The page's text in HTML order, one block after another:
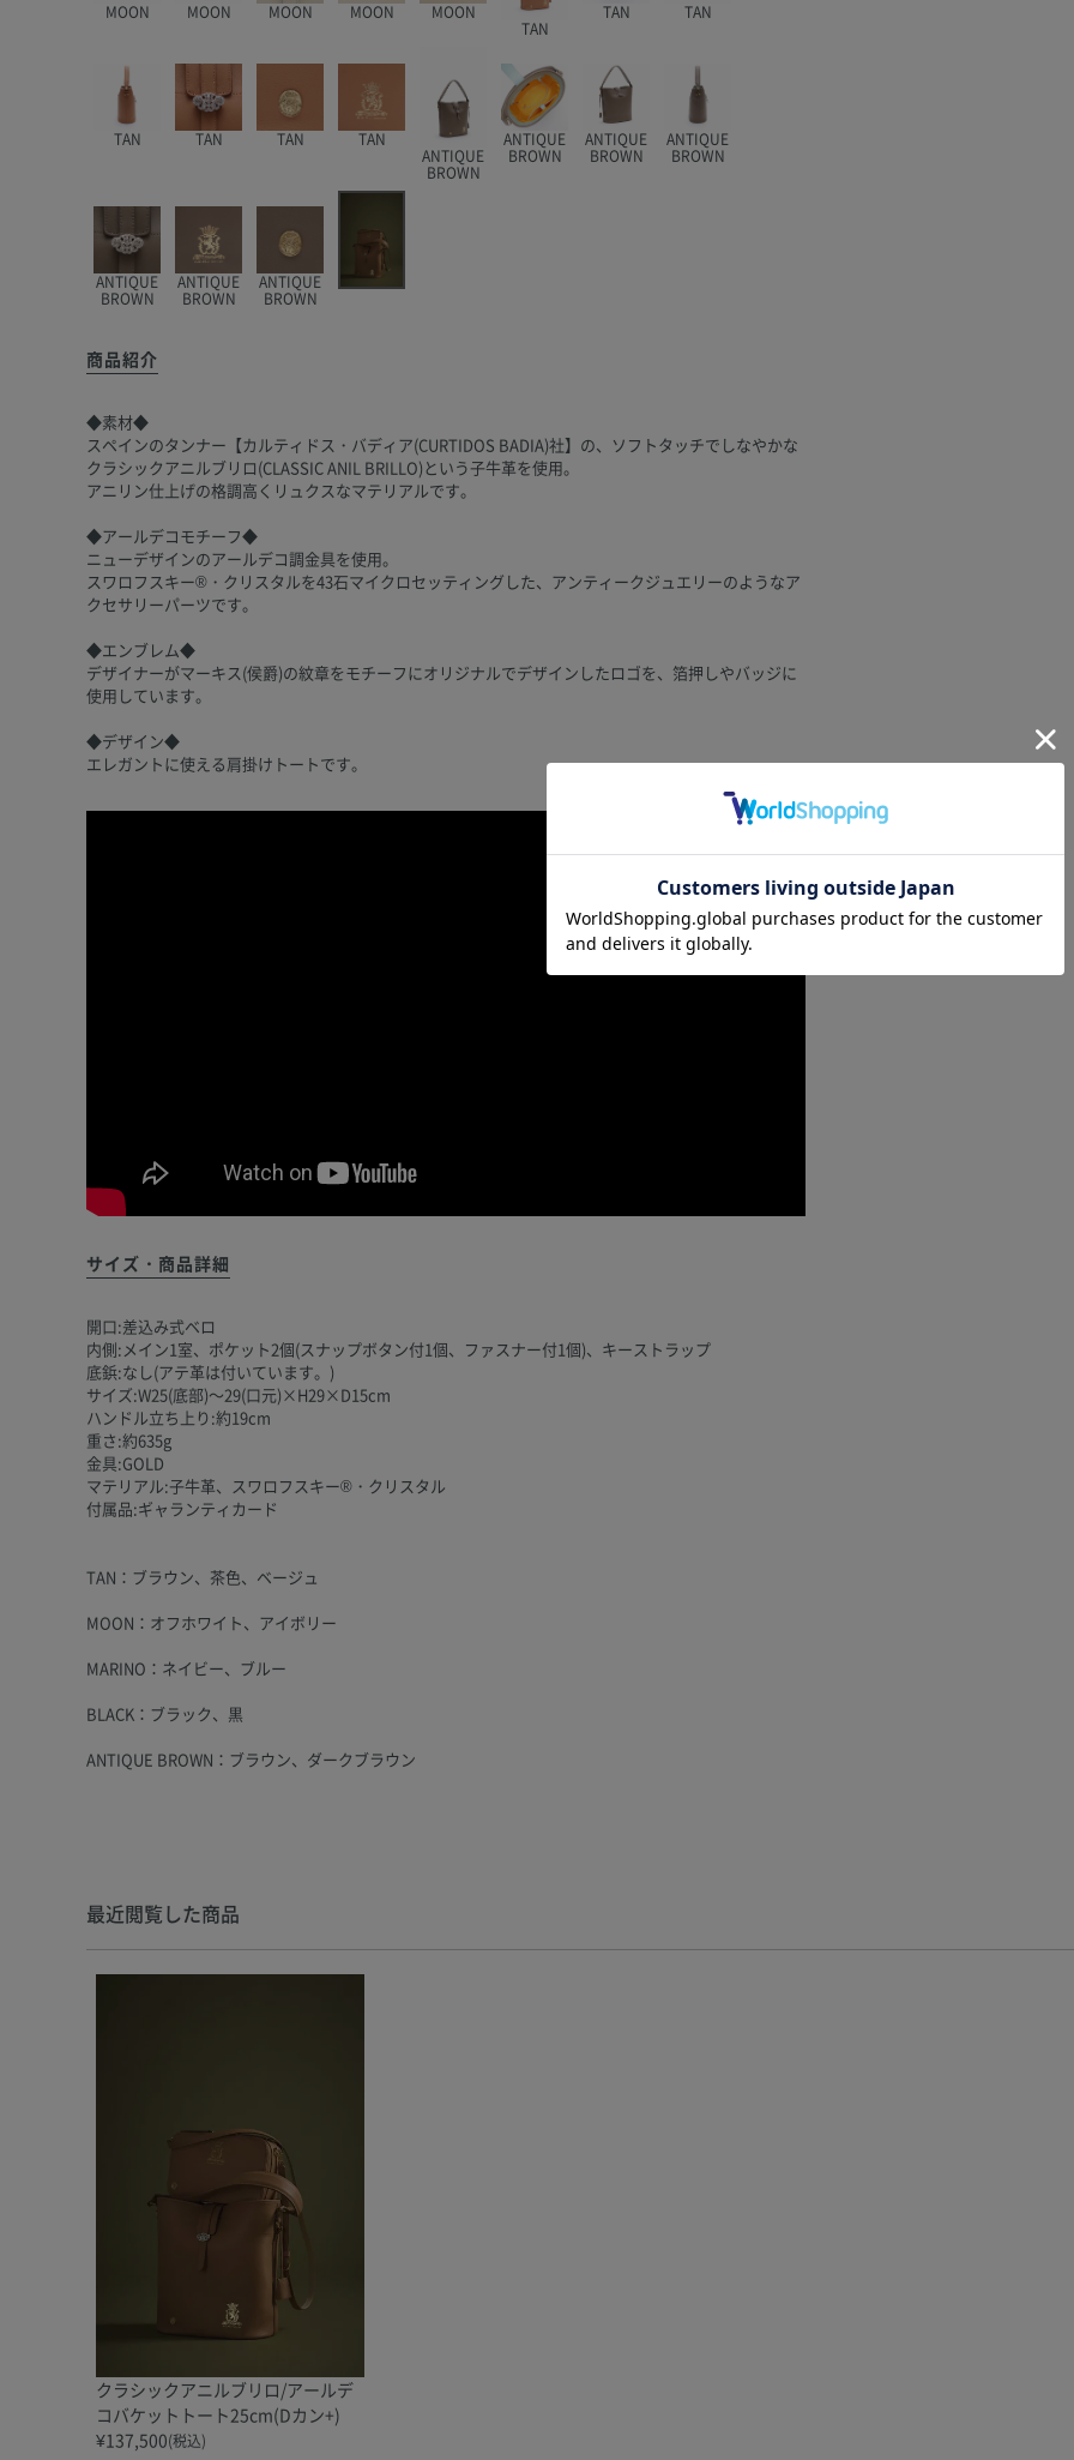
MOON MOON MOON MOON
MOON
TAN
TAN TAN
TAN TAN TAN
TAN
ANTIQUE
BROWN
ANTIQUE
BROWN
ANTIQUE
BROWN
ANTIQUE
BROWN
ANTIQUE
BROWN
ANTIQUE
BROWN
ANTIQUE
BROWN
商品紹介
◆素材◆
スペインのタンナー【カルティドス・バディア(CURTIDOS BADIA)社】の、ソフトタッチでしなやかな
クラシックアニルブリロ(CLASSIC ANIL BRILLO)という子牛革を使用。
アニリン仕上げの格調高くリュクスなマテリアルです。
◆アールデコモチーフ◆
ニューデザインのアールデコ調金具を使用。
スワロフスキー®・クリスタルを43石マイクロセッティングした、アンティークジュエリーのようなア
クセサリーパーツです。
◆エンブレム◆
デザイナーがマーキス(侯爵)の紋章をモチーフにオリジナルでデザインしたロゴを、箔押しやバッジに
使用しています。
◆デザイン◆
エレガントに使える肩掛けトートです。
サイズ・商品詳細
開口:差込み式ベロ
内側:メイン1室、ポケット2個(スナップボタン付1個、ファスナー付1個)、キーストラップ
底鋲:なし(アテ革は付いています。)
サイズ:W25(底部)～29(口元)×H29×D15cm
ハンドル立ち上り:約19cm
重さ:約635g
金具:GOLD
マテリアル:子牛革、スワロフスキー®・クリスタル
付属品:ギャランティカード
TAN：ブラウン、茶色、ベージュ
MOON：オフホワイト、アイボリー
MARINO：ネイビー、ブルー
BLACK：ブラック、黒
ANTIQUE BROWN：ブラウン、ダークブラウン
最近閲覧した商品
クラシックアニルブリロ/アールデ
コバケットトート25cm(Dカン+)
¥137,500(税込)